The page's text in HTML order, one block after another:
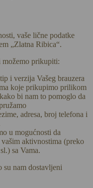
vaše lične podatke
„Zlatna Ribica“.
možemo prikupiti:
i verzija Vašeg brauzera
koje prikupimo prilikom
bi nam to pomoglo da
adresa, broj telefona i
u mogućnosti da
aktivnostima (preko
sa Vama.
su nam dostavljeni